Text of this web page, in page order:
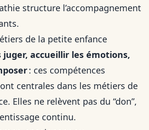
structure l’accompagnement
de la petite enfance
juger, accueillir les émotions,
: ces compétences
centrales dans les métiers de
Elles ne relèvent pas du “don”,
continu.